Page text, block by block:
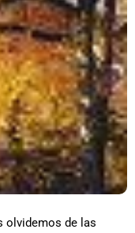
olvidemos de las